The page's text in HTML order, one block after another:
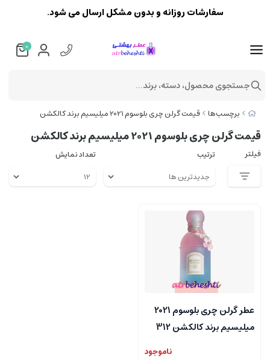
برچسب‌ها قیمت گرلن چری بلوسوم 2021 میلیسیم برند کالکشن
قیمت گرلن چری بلوسوم 2021 میلیسیم برند کالکشن
فیلتر ترتیب تعداد نمایش
عطر گرلن چری بلوسوم 2021
میلیسیم برند کالکشن 312
ناموجود
سفارشات روزانه و بدون مشکل ارسال می شود.
0
جستجوی محصول، دسته، برند...